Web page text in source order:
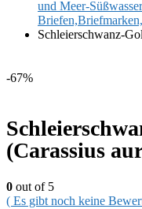
und Meer-
Schleierschwanz-
-67%
(Carassius
0 out of 5
( Es gibt noch keine